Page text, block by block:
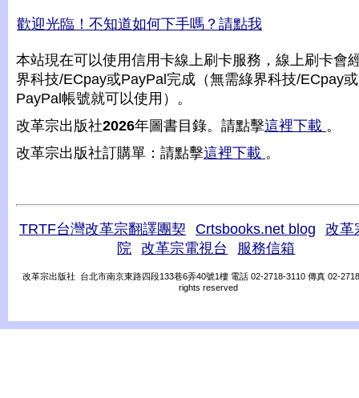
歡迎光臨！不知道如何下手嗎？請點我
本站現在可以使用信用卡線上刷卡服務，線上刷卡會
界科技/ECpay或PayPal完成（無需綠界科技/ECpay或
PayPal帳號就可以使用）。
改革宗出版社2026年圖書目錄。請點擊這裡下載 。
改革宗出版社訂購單：請點擊這裡下載 。
TRTF台灣改革宗翻譯團契 Crtsbooks.net blog
改革
院
改革宗電視台 服務信箱
改革宗出版社 台北市南京東路四段133巷6弄40號1樓 電話 02-2718-3110 傳真 02-
rights reserved